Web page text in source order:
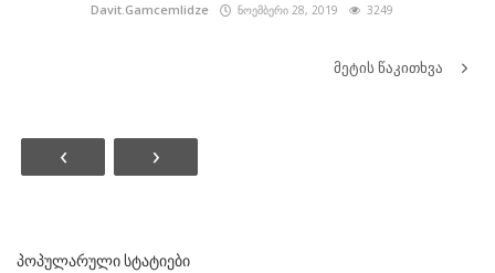
Davit.Gamcemlidze ნოემბერი 28, 2019 3249
მეტის წაკითხვა
‹ ›
ᲞᲝᲞᲣᲚᲐᲠᲣᲚᲘ ᲡᲢᲐᲢᲘᲔᲑᲘ